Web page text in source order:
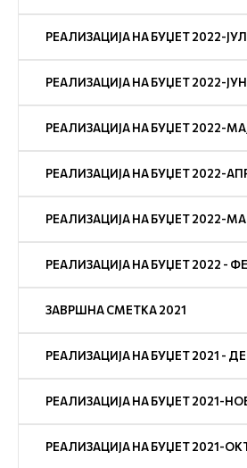
РЕАЛИЗАЦИЈА НА БУЏЕТ 2022-
РЕАЛИЗАЦИЈА НА БУЏЕТ 2022-
РЕАЛИЗАЦИЈА НА БУЏЕТ 2022-
РЕАЛИЗАЦИЈА НА БУЏЕТ 2022-
РЕАЛИЗАЦИЈА НА БУЏЕТ 2022-
РЕАЛИЗАЦИЈА НА БУЏЕТ 2022 -
ЗАВРШНА СМЕТКА 2021
РЕАЛИЗАЦИЈА НА БУЏЕТ 2021 -
РЕАЛИЗАЦИЈА НА БУЏЕТ 2021-
РЕАЛИЗАЦИЈА НА БУЏЕТ 2021-